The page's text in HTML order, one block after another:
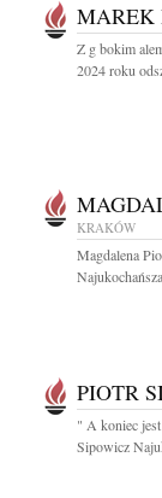
MAREK
Z g bokim
2024 roku
KRAKÓW
Magdalena
PIOTR
" A koniec
Sipowicz